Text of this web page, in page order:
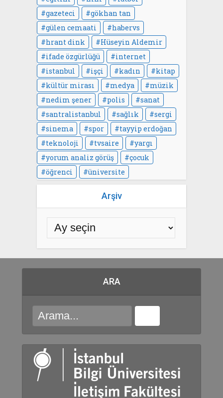
gazeteci
gökhan tan
gülen cemaati
habervs
hrant dink
Hüseyin Aldemir
ifade özgürlüğü
internet
istanbul
işçi kadın
kitap
kültür mirası
medya
müzik
nedim şener
polis
sanat
santralistanbul
sağlık
sergi
sinema
spor
tayyip erdoğan
teknoloji
tvsaire
yargı
yorum analiz görüş
çocuk
öğrenci
üniversite
Arşiv
ARA